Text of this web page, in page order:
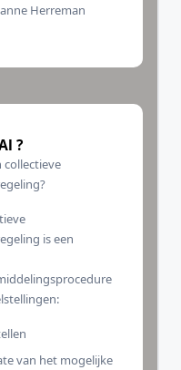
Herreman
?
collectieve
is een
van het mogelijke